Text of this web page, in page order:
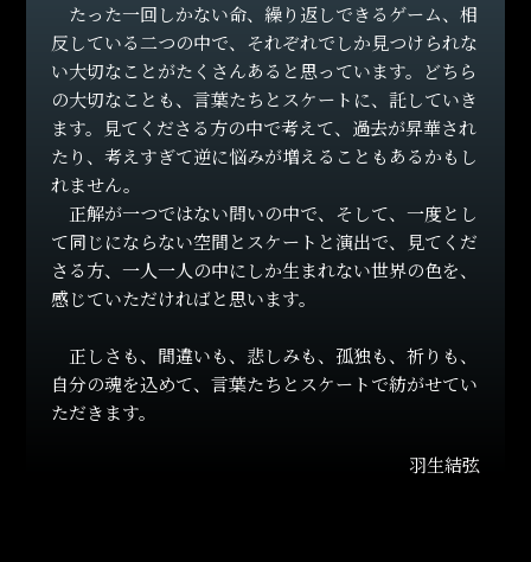
ついて発表しました。
24.03.18
4月9日（火）公演を宮城から全国各地の映画館へライ
ブ・ビューイング決定！さらに、4月13日（土）にディレ
イ・ビューイングも実施！
24.03.15
追加公演となる4月9日（火）宮城公演の模様をCSテレ朝
チャンネル2で独占生中継が決定！
24.03.06
4月7日・9日追加公演決定！宮城・セキスイハイムスー
パーアリーナにて開催！
たった一回しかない命、繰り返しできるゲーム、相
反している二つの中で、それぞれでしか見つけられな
い大切なことがたくさんあると思っています。どちら
の大切なことも、言葉たちとスケートに、託していき
ます。見てくださる方の中で考えて、過去が昇華され
たり、考えすぎて逆に悩みが増えることもあるかもし
れません。
正解が一つではない問いの中で、そして、一度とし
て同じにならない空間とスケートと演出で、見てくだ
さる方、一人一人の中にしか生まれない世界の色を、
感じていただければと思います。
正しさも、間違いも、悲しみも、孤独も、祈りも、
自分の魂を込めて、言葉たちとスケートで紡がせてい
ただきます。
羽生結弦